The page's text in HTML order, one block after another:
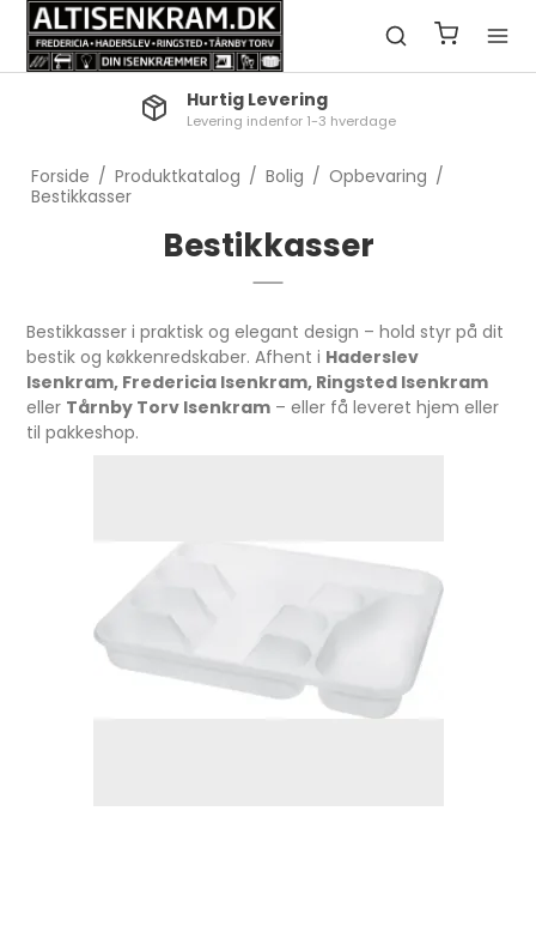
Hurtig Levering
Levering indenfor 1-3 hverdage
Forside / Produktkatalog / Bolig / Opbevaring /
Bestikkasser
Bestikkasser
Bestikkasser i praktisk og elegant design – hold styr på dit
bestik og køkkenredskaber. Afhent i Haderslev
Isenkram, Fredericia Isenkram, Ringsted Isenkram
eller Tårnby Torv Isenkram – eller få leveret hjem eller
til pakkeshop.